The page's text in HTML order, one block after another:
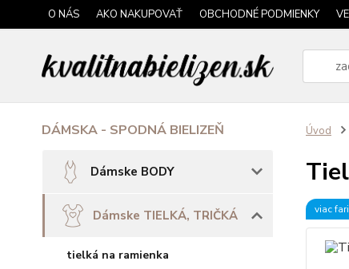
O NÁS AKO NAKUPOVAŤ OBCHODNÉ PODMIENKY
DÁMSKA - SPODNÁ BIELIZEŇ
Dámske BODY
Dámske TIELKÁ, TRIČKÁ
tielká na ramienka
Úvod
viac